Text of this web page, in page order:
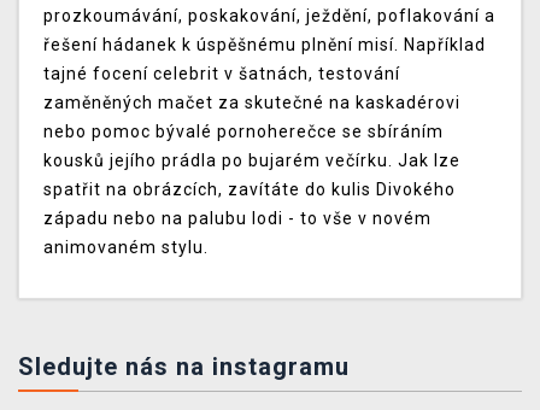
prozkoumávání, poskakování, ježdění, poflakování a
řešení hádanek k úspěšnému plnění misí. Například
tajné focení celebrit v šatnách, testování
zaměněných mačet za skutečné na kaskadérovi
nebo pomoc bývalé pornoherečce se sbíráním
kousků jejího prádla po bujarém večírku. Jak lze
spatřit na obrázcích, zavítáte do kulis Divokého
západu nebo na palubu lodi - to vše v novém
animovaném stylu.
Sledujte nás na instagramu